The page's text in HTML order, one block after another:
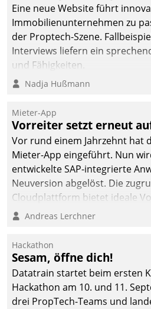
Eine neue Website führt
Immobilienunternehmen zu
der Proptech-Szene.
Interviews liefern ein
und Fähigkeiten.
Nadja Hußmann
Mieter-App
Vorreiter setzt erneut
Vor rund einem Jahrzehnt hat
Mieter-App eingeführt. Nun
entwickelte SAP-integrierte
Neuversion abgelöst. Die
Cloudplattform bietet ideale
die Funktionalität der App zu
integrieren.
Andreas Lerchner
Hackathon
Sesam, öffne dich!
Datatrain startet beim ersten
Hackathon am 10. und 11.
drei PropTech-Teams und